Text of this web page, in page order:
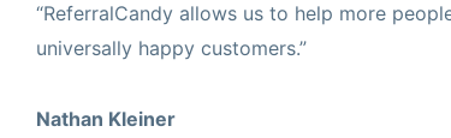
“ReferralCandy allows us to help more
universally happy customers.”
Nathan Kleiner